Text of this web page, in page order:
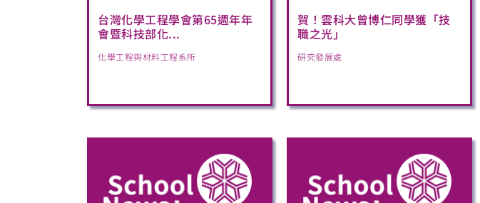
台灣化學工程學會第65週年年
會暨科技部化...
化學工程與材料工程系所
賀！雲科大曾博仁同學獲「技
職之光」
研究發展處